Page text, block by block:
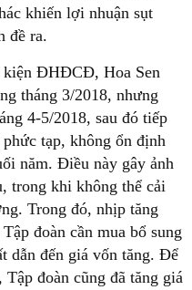
khiến lợi nhuận sụt
đề ra.
kiện ĐHĐCĐ, Hoa Sen
tháng 3/2018, nhưng
4-5/2018, sau đó tiếp
tạp, không ổn định
năm. Điều này gây ảnh
trong khi không thể cải
Trong đó, nhịp tăng
đoàn cần mua bổ sung
dẫn đến giá vốn tăng. Để
đoàn cũng đã tăng giá